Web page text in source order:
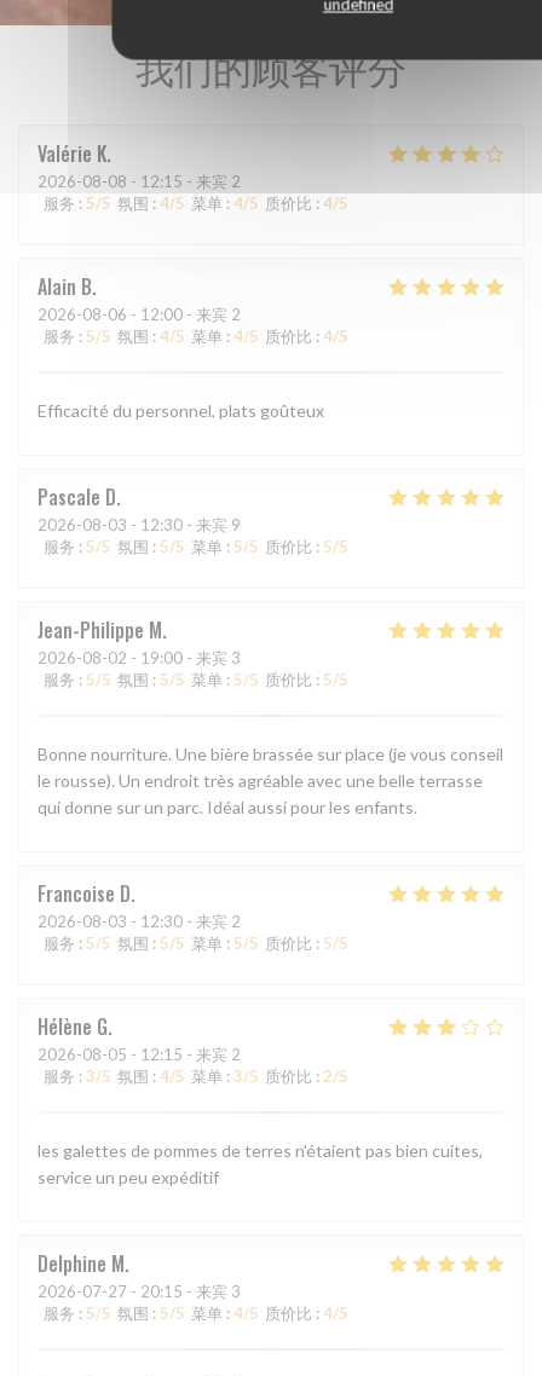
undefined
我们的顾客评分
Valérie K
2026-08-08 - 12:15 - 来宾 2
服务 : 5/5 氛围 :4/5 菜单 : 4/5 质价比 : 4/5
Alain B
2026-08-06 - 12:00 - 来宾 2
服务 : 5/5 氛围 :4/5 菜单 : 4/5 质价比 : 4/5
Efficacité du personnel, plats goûteux
Pascale D
2026-08-03 - 12:30 - 来宾 9
服务 : 5/5 氛围 : 5/5 菜单 : 5/5 质价比 : 5/5
Jean-Philippe M
2026-08-02 - 19:00 - 来宾 3
服务 : 5/5 氛围 : 5/5 菜单 : 5/5 质价比 : 5/5
Bonne nourriture. Une bière brassée sur place (je vous conseil
le rousse). Un endroit très agréable avec une belle terrasse
qui donne sur un parc. Idéal aussi pour les enfants.
Francoise D
2026-08-03 - 12:30 - 来宾 2
服务 : 5/5 氛围 : 5/5 菜单 : 5/5 质价比 : 5/5
Hélène G
2026-08-05 - 12:15 - 来宾 2
服务 : 3/5 氛围 : 4/5 菜单 : 3/5 质价比 : 2/5
les galettes de pommes de terres n'étaient pas bien cuites,
service un peu expéditif
Delphine M
2026-07-27 - 20:15 - 来宾 3
服务 : 5/5 氛围 : 5/5 菜单 : 4/5 质价比 : 4/5